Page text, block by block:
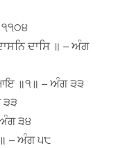
ਦਾਸਿ ॥ – ਅੰਗ
॥੧॥ – ਅੰਗ ੩੩
੩੩
੩੪
– ਅੰਗ ੫੮